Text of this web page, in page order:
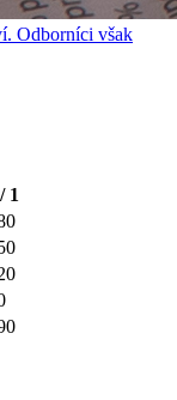
Odborníci však
1